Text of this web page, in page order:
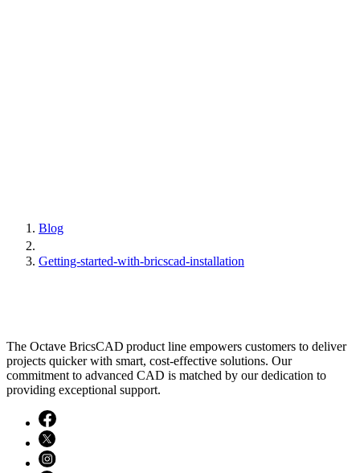
Blog
Getting-started-with-bricscad-installation
The Octave BricsCAD product line empowers customers to deliver
projects quicker with smart, cost-effective solutions. Our
commitment to advanced CAD is matched by our dedication to
providing exceptional support.